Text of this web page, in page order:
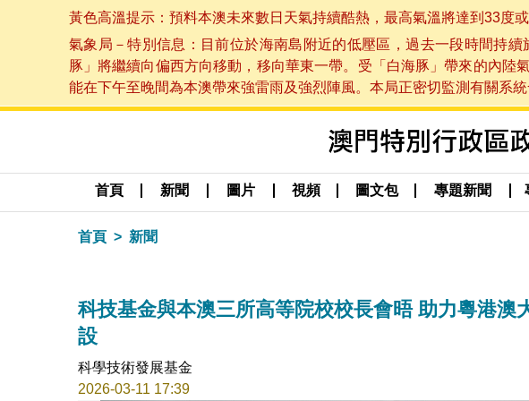
黃色高溫提示：預料本澳未來數日天氣持續酷熱，最高氣溫將達到33度
氣象局－特別信息：目前位於海南島附近的低壓區，過去一段時間持
豚」將繼續向偏西方向移動，移向華東一帶。受「白海豚」帶來的內
能在下午至晚間為本澳帶來強雷雨及強烈陣風。本局正密切監測有關系
首頁 新聞 圖片 視頻 圖文包 專題新聞
首頁 新聞
科技基金與本澳三所高等院校校長會晤 助力粵港澳
設
科學技術發展基金
2026-03-11 17:39